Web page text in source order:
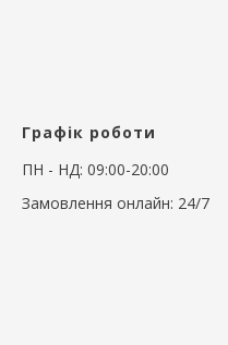
Графік роботи
ПН - НД: 09:00-20:00
Замовлення онлайн: 24/7